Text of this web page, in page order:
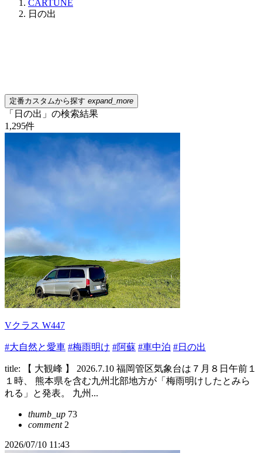
CARTUNE
日の出
定番カスタムから探す expand_more
「日の出」の検索結果
1,295件
Vクラス W447
#大自然と愛車 #梅雨明け #阿蘇 #車中泊 #日の出
title: 【 大観峰 】 2026.7.10 福岡管区気象台は７月８日午前１
１時、 熊本県を含む九州北部地方が「梅雨明けしたとみら
れる」と発表。 九州...
thumb_up 73
comment2
2026/07/10 11:43